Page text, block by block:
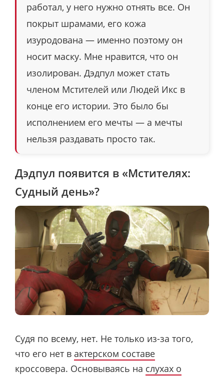
работал, у него нужно отнять все. Он
покрыт шрамами, его кожа
изуродована — именно поэтому он
носит маску. Мне нравится, что он
изолирован. Дэдпул может стать
членом Мстителей или Людей Икс в
конце его истории. Это было бы
исполнением его мечты — а мечты
нельзя раздавать просто так.
Дэдпул появится в «Мстителях:
Судный день»?
Судя по всему, нет. Не только из-за того,
что его нет в актерском составе
кроссовера. Основываясь на слухах о